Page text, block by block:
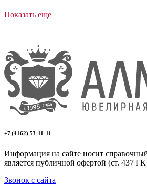
Показать еще
+7 (4162) 53-11-11
Информация на сайте носит
является публичной офертой (ст. 437
Звонок с сайта